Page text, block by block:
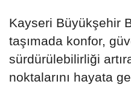
Kayseri Büyükşehir
taşımada konfor,
sürdürülebilirliği
noktalarını hayata